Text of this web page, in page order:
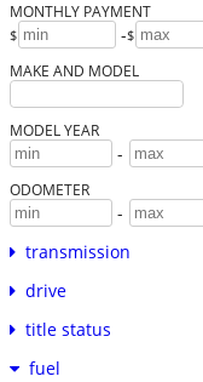
MONTHLY PAYMENT
$ -$
MAKE AND MODEL
MODEL YEAR
-
ODOMETER
-
transmission
drive
title status
fuel